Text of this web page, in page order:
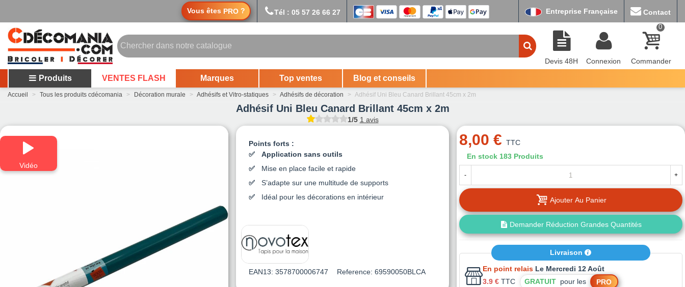
Vous êtes PRO ? Tél : 05 57 26 66 27 Entreprise Française Contact
Devis 48H Connexion
0
Commander
Produits VENTES FLASH Marques Top ventes Blog et conseils
Accueil > Tous les produits cdécomania > Décoration murale > Adhésifs et Vitro-statiques > Adhésifs de décoration > Adhésif Uni Bleu Canard Brillant 45cm x 2m
Adhésif Uni Bleu Canard Brillant 45cm x 2m
1/5 1 avis
Vidéo
Points forts :
Application sans outils
Mise en place facile et rapide
S’adapte sur une multitude de supports
Idéal pour les décorations en intérieur
EAN13: 3578700006747 Reference: 69590050BLCA
8,00 € TTC
En stock 183 Produits
- +
Ajouter Au Panier
Demander Réduction Grandes Quantités
Livraison
En point relais Le Mercredi 12 Août
3.9 € TTC GRATUITpour les PRO